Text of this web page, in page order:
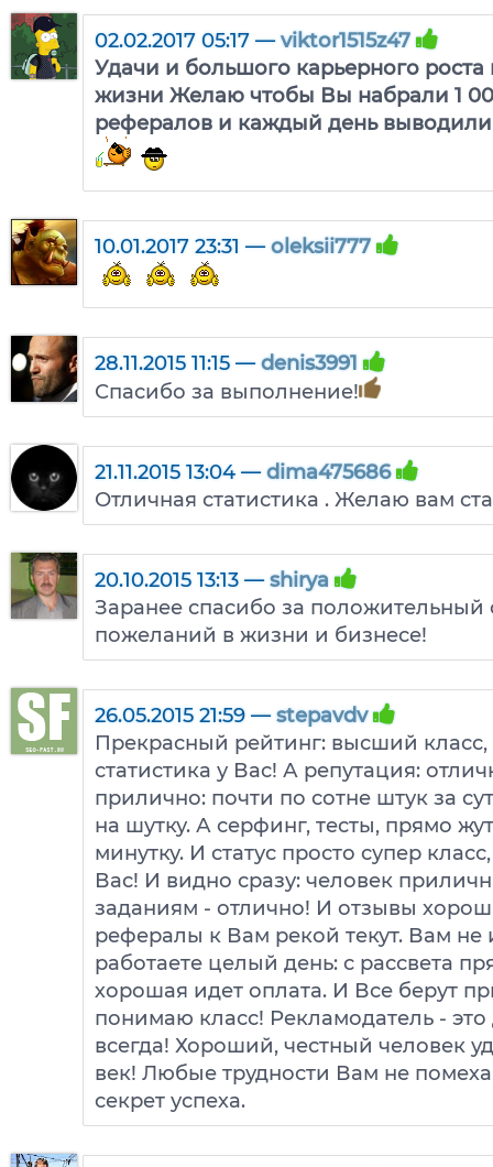
02.02.2017 05:17 —viktor1515z47
Удачи и большого карьерного роста
жизни Желаю чтобы Вы набрали 1
рефералов и каждый день
10.01.2017 23:31 —oleksii777
28.11.2015 11:15 —denis3991
Спасибо за выполнение!
21.11.2015 13:04 —dima475686
Отличная статистика . Желаю вам
20.10.2015 13:13 —shirya
Заранее спасибо за
пожеланий в жизни и бизнесе!
26.05.2015 21:59 —stepavdv
Прекрасный рейтинг: высший
статистика у Вас! А репутация:
прилично: почти по сотне штук за
на шутку. А серфинг, тесты, прямо
минутку. И статус просто супер
Вас! И видно сразу: человек
заданиям - отлично! И отзывы
рефералы к Вам рекой текут. Вам не
работаете целый день: с рассвета
хорошая идет оплата. И Все берут
понимаю класс! Рекламодатель -
всегда! Хороший, честный человек
век! Любые трудности Вам не
секрет успеха.